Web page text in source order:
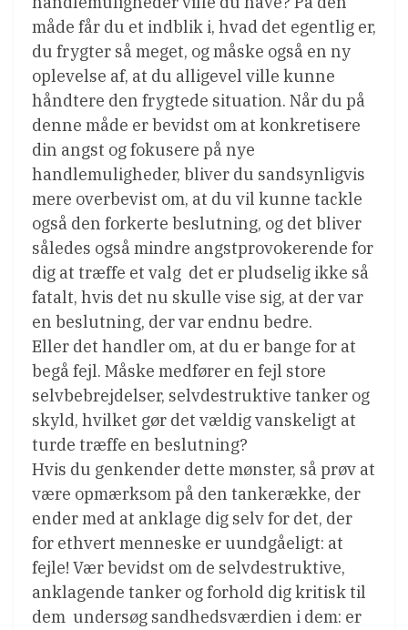
måde får du et indblik i, hvad det egentlig er,
du frygter så meget, og måske også en ny
oplevelse af, at du alligevel ville kunne
håndtere den frygtede situation. Når du på
denne måde er bevidst om at konkretisere
din angst og fokusere på nye
handlemuligheder, bliver du sandsynligvis
mere overbevist om, at du vil kunne tackle
også den forkerte beslutning, og det bliver
således også mindre angstprovokerende for
dig at træffe et valg  det er pludselig ikke så
fatalt, hvis det nu skulle vise sig, at der var
en beslutning, der var endnu bedre.
Eller det handler om, at du er bange for at
begå fejl. Måske medfører en fejl store
selvbebrejdelser, selvdestruktive tanker og
skyld, hvilket gør det vældig vanskeligt at
turde træffe en beslutning?
Hvis du genkender dette mønster, så prøv at
være opmærksom på den tankerække, der
ender med at anklage dig selv for det, der
for ethvert menneske er uundgåeligt: at
fejle! Vær bevidst om de selvdestruktive,
anklagende tanker og forhold dig kritisk til
dem  undersøg sandhedsværdien i dem: er